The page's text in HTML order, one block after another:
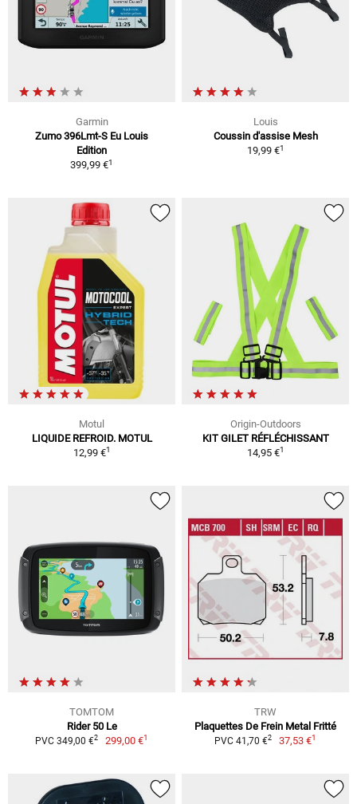
Garmin
Zumo 396Lmt-S Eu Louis
Edition
399,99 €1
Louis
Coussin d'assise Mesh
19,99 €1
Motul
LIQUIDE REFROID. MOTUL
12,99 €1
Origin-Outdoors
KIT GILET RÉFLÉCHISSANT
14,95 €1
TOMTOM
Rider 50 Le
PVC 349,00 €2 299,00 €1
TRW
Plaquettes De Frein Metal Fritté
PVC 41,70 €2 37,53 €1